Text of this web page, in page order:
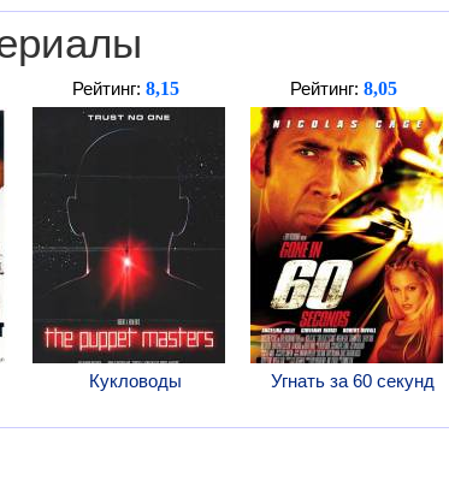
Рейтинг:8,15
Кукловоды
Рейтинг:8,05
Угнать за 60 секунд